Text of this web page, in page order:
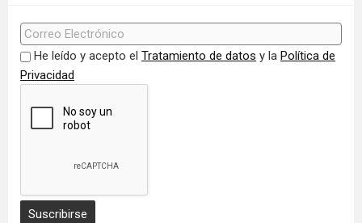
He leído y acepto el Tratamiento de datos y la Política de
Privacidad